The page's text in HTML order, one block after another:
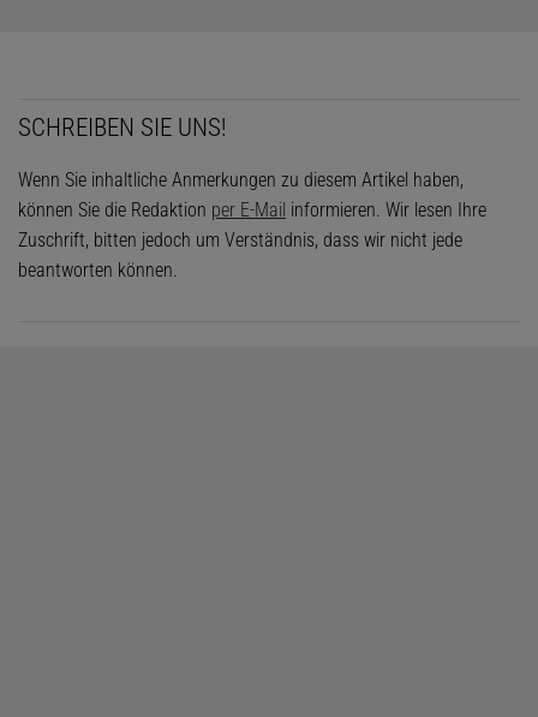
SCHREIBEN SIE UNS!
Wenn Sie inhaltliche Anmerkungen zu diesem Artikel haben,
können Sie die Redaktion per E-Mail informieren. Wir lesen Ihre
Zuschrift, bitten jedoch um Verständnis, dass wir nicht jede
beantworten können.